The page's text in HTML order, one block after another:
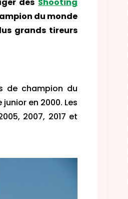
des Shooting
du monde
grands tireurs
de champion du
en 2000. Les
2007, 2017 et